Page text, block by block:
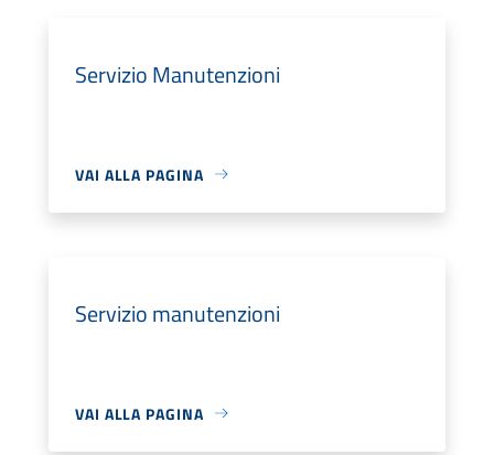
Servizio Manutenzioni
VAI ALLA PAGINA
Servizio manutenzioni
VAI ALLA PAGINA